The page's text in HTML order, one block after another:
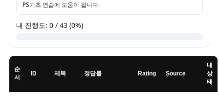
PS기초 연습에 도움이 됩니다.
내 진행도: 0 / 43 (0%)
순
서
ID 제목 정답률 Rating Source
내
상
태